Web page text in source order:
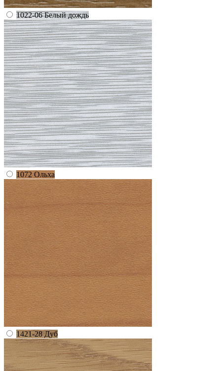
1022-06 Белый дождь
1072 Ольха
1421-28 Дуб